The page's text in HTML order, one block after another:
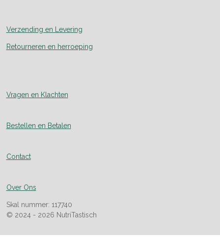
Verzending en Levering
Retourneren en herroeping
Vragen en Klachten
Bestellen en Betalen
Contact
Over Ons
Skal nummer: 117740
© 2024 - 2026 NutriTastisch